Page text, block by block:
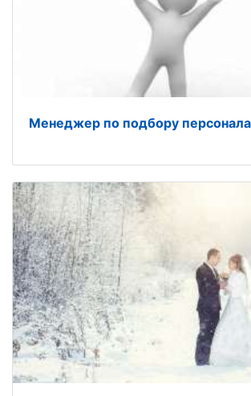
Менеджер по подбору персонала